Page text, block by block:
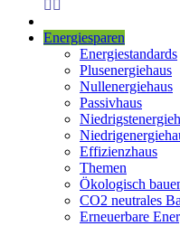
Energiesparen
Energiestandards
Plusenergiehaus
Nullenergiehaus
Passivhaus
Effizienzhaus
Themen
Ökologisch
CO2 neutrales
Erneuerbare